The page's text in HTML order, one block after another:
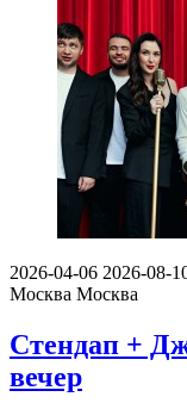
2026-04-06 2026-08-
Москва Москва
Стендап +
вечер